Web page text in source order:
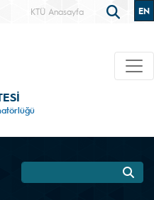
KTÜ Anasayfa EN